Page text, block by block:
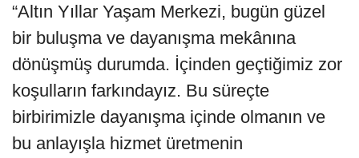
“Altın Yıllar Yaşam Merkezi, bugün güzel
bir buluşma ve dayanışma mekânına
dönüşmüş durumda. İçinden geçtiğimiz zor
koşulların farkındayız. Bu süreçte
birbirimizle dayanışma içinde olmanın ve
bu anlayışla hizmet üretmenin